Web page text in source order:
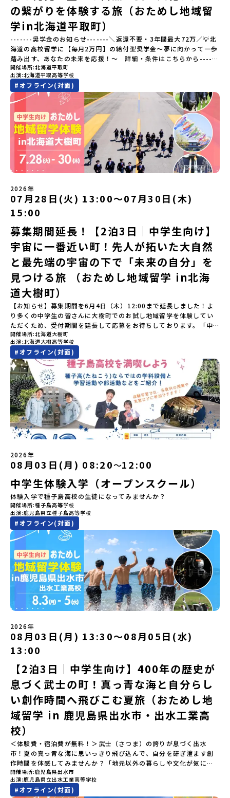
町を歩きながら学ぶフィールドワークをしたり、有田焼づくりに関
わる職人、町で暮らすプロデザイナー、地元の高校で学ぶ生徒など
と交流しながら「伝統的なものづくり」や「未来のデザイン」を一
緒に探求できます。ただ体験するだけじゃなくて、 “どうしてこの形
なんだろう？” “自分だったらどんなデザインにする？” そんなふう
に考える時間も、このプログラムの大切なポイントです。ここで出
会う人や体験が、自分の「好き」や「未来」につながるかもしれま
せん。この町でしかできない、ちょっと特別な体験を、ぜひ楽しん
でみませんか？体験のおすすめポイント体験プログラム内容（予
定）＜１日目＞（PM）「オリエンテーション・自己紹介ワーク」
「有田工業高校見学」 -陶芸技術をまなぶ！「セラミック科」のま
なび場を体験 -デザインセンスをまなぶ！「デザイン科」のまなび
場を体験「フィールドワーク」 -有田の歴史ある名所巡り -有田
の歴史的な町並みを体感する「有田焼絵付けアクティビティ」 -職
人さんからまなぶ！有田焼伝統の「絵付け」体験ワークショップ
（協力：clay studio）「みんなで楽しもう！BBQ」 -BBQづく
り -仲間や地元の高校生、町の大人たちと交流・対話＜２日目＞
（AM）「1日目の振り返り」「ワークショップ」 -ゲスト講師によ
（PM）「ランチ/お土産タイム」解散※天候の状況や参加人数によ
ってプログラムを変更する場合がございます。参加概要【開催場
所】佐賀県 有田町（ありたちょう）【実施日程】7月4日（土）〜7
月5日（日）※参加が確定した方には6月5日（金） 18:30～20:00に
「参加者向け事前オンライン研修」をご案内する予定です。必ず参
加をお願いします。【集合場所・時間】7月4日(土) 12：00 JR有田
駅※12：00までにJR有田駅に到着する便で手配ください。【解散場
所・時間】7月5日(日) 13：00頃 JR有田駅【対象】中学2年生、中
学3年生【宿泊先】ありこや（佐賀県西松浦郡有田町）※地域みらい
留学生が活用している宿泊施設（シェアハウス）です。※1室1名で
宿泊いただく予定です。 【旅行代金】無料※旅行代金に含まれる費
用のうち、以下の内容が無料となります：・宿泊費（1泊分）・プロ
グラム内のアクティビティ・体験費用・一部の食事代*以下の費用は
参加者のご負担となります・集合場所までの往復交通費・お土産代
や自由時間の個人飲食費などの個人的費用【募集人数】最大5名（お
申し込み多数の場合は抽選の上決定）【参加者決定】お申し込み多
数の場合は、締め切り後1週間を目途に当落結果をご連絡いたしま
す。【申し込み受付期間】5月7日(木)12：00 から 5月21日(木)
12：00まで疑問も不安もワクワクに変える！「おためし地域留学」
ステップアップ説明会プログラムの内容を詳しく知りたい方や、お
申し込みを迷われている方向けにZoomでのオンライン配信を行い
ます。知りたい情報のレベルに合わせて、以下の2つのステップをご
活用ください。【STEP 1】全体オンライン説明会〜まずは「おため
し地域留学」を知りたい方へ〜日本全国20以上の地域から選んで参
加できる「おためし地域留学」の全体像や魅力について、説明会を
開催しました。中学生一人での参加にあたり、保護者様が特に気に
なる「安全面」や「事務局のサポート体制」についても詳しく解説
しています。ぜひ、ご自宅からお気軽にご視聴ください。▶︎ [アーカ
イブ動画を視聴する]YouTube：
https://youtu.be/Yt8nd04aNgA?
si=e5erbspvwz5O8_uF【STEP 2】有田町プログラム説明会〜
「有田町」の内容を具体的に深掘りしたい方へ〜全体説明を聞いた
うえで、「有田町では具体的に何をするの？」「どんな町なの？」
という疑問にお答えする説明会です。有田町ならではの豊かな文化
や、2泊3日のプログラムの中身をたっぷりとお伝えします。日
時： 5月11日(月) 19：00〜19：40内 容： 有田町ってどんなとこ
ろ？、プログラム詳細解説、質疑応答お申し込み：https://c-
mirai.jp/events/068058お気軽にどうぞ！「はじめての一人旅だ
けど大丈夫？」「どんな体験ができるの？」そんな保護者様の不安
や、中学生のみなさんの素朴な疑問にスタッフが直接お答えしま
す。チャットでの質問も可能ですので、ぜひご自宅からリラックス
してご参加ください。▼お申し込み前に必ずご確認ください・参加
規約への同意プログラムへの参加申し込みいただく前に、「お申し
込みに関する各規約」への同意が必須となります。ご確認くださ
ら抽選の上、締め切り日から1週間を目途に、お申し込み時に記入い
ただいたメールアドレス宛に「当選／落選メール」をお送りいたし
ます。当選者は、メールに記載された「当選確認フォーム」に３日
以内に回答いただき、確認フォームの提出をもって参加確定とさせ
ていただきます。当選確認フォームの期日までにご回答いただけな
い場合は、当選を取り消しとさせていただきます。当選取り消しが
あった場合は、繰り上げ当選者へご連絡させていただきます。登録
メールアドレスの変更をご希望の場合は下記の地域みらい留学公式
LINEよりご連絡をお願いします。※受信制限設定をしていると、通
知メールをお受け取りいただけません。その場合は、
「@miratabi.jp」からのメールを受信できるよう設定をお願いいた
します。※結果に関する個別のお問合せにはお答えしておりません
ので、ご了承ください。・お申し込みについてお申込はお一人様1回
限りです。PC・スマートフォンからお申込ください。申込後の内容
変更はできません。お申込時は、メールアドレスの入力間違いにご
注意ください。・宿泊について１室に複数(同性2～4名程度)で宿泊
いただく予定です。・食事アレルギー対応について個別の詳細なア
レルギー対応希望にはお応えしかねる場合がございます。対応が必
の繋がりを体験する旅（おためし地域留
学in北海道平取町）
-------奨学金のお知らせ-------＼返還不要・3年間最大72万／💡北
海道の高校留学に【毎月2万円】の給付型奨学金～夢に向かって一歩
踏み出す、あなたの未来を応援！～ 詳細・条件はこちらから------
---------------------------＜体験費・宿泊費が無料＞累計3,000万
部以上販売された大人気マンガ「ゴールデンカムイ」の実写版映画
に登場する町！北海道の「アイヌ文化継承の地」で自然や食を体験
してみませんか？「地元以外の地域の暮らしが気になる。いつか留
学してみたい！」「アイヌ文化の歴史や、マンガに登場する世界を
自分の手で探求したい！」「自然が好きでもっと触れてあそびた
い！」そんな中学生のみなさんにおすすめ！「おためし地域留学体
験」は、日本全国約200の高校と連携し、地域の枠を超えて学校生活
を送る「地域みらい留学」をプチ体験できるプログラムです。はじ
めてのひとり旅でも安心！現地でもスタッフがしっかりとサポート
いたします。今回のフィールドは「北海道平取町（びらとりちょ
う）」北海道の南に位置する平取町（びらとりちょう）。壮大な自
然と「アイヌ文化」が継承されている町として広く知られていま
す。町名の「平取（びらとり）」は、アイヌ語「ピラ・ウトゥル」
（崖の間を意味）という言葉から名付けられました。見上げるほど
大きな山々が連なる「幌尻岳（ぽろしりだけ）」の景色は絶景！日
本一の広さを誇る「すずらん」が咲く花畑や、和牛がのんびりと過
ごす放牧地。日本一の清流に選ばれたこともある、ヤマメやニジマ
スが泳ぐ「沙流川（さるがわ）」。他の地域では見ることのできな
い圧倒的スケールの自然を味わうことができます。さらに、源義経
（みなもとのよしつね）とも縁が深いとされている地域で、義経を
祀った神社や公園などが存在し、アイヌ民族と日本の歴史を交差す
る瞬間を肌で体感できる町です。北の大地で育まれた「アイヌ文
化」とは？「アイヌ」の文化は北海道を中心とした北部周辺で、先
住民族である「アイヌ民族」によって大切に育まれてきた文化で
す。日本語とは異なる響きを持つ「アイヌ語」や、自然界のあらゆ
る物に「魂」が宿ると考える「精神文化」、祭りや家庭での行事な
どに踊られる「古式舞踊」、独特の文様による刺繍（ししゅう）、
木彫り等の工芸など、ユニークな文化が存在します。アイヌ文化で
は、人間のまわりに存在する生き物や自然のチカラ、暮らしの道具
のうち、人間にとって大切な役割を持っているものを「カムイ」と
呼んでいます。いつも自分たちを見守ってくれているもの、例え
ば、身近な動植物や、暮らしに欠かせない火、水、風、そして雄大
な山や川などもすべて「カムイ」です。この文化と精神性をテーマ
にした大人気マンガ「ゴールデンカムイ」は、累計3000万部以上販
売され、2026年3月に映画の続編も公開されるなど注目を集めてい
ます。今回は、平取町の中でもアイヌ文化に触れることのできる
「二風谷（にぶたに）コタン」へ出発！アイヌの家や暮らし、食な
どを体感することができます。ぜひ現地で味わってみてください
生との特別な交流この旅の大きな魅力は、地元の「平取高校」の先
輩たちと過ごす時間です。 ただ校舎を眺める見学ではありません。
高校生が自ら企画したアクティビティを通じて、年の近い先輩たち
と本音で交流することができます。魅力的な大人たちと対話をしな
がら町の歴史や「生き方」を学ぶことができ、大充実の2泊3日にな
ること間違いなし！そんなユニークな魅力がたっぷりつまった北海
道平取町へ、人生の可能性をひらく特別な旅に出発しませんか？体
験のおすすめポイント体験プログラム内容（予定）＜1日目＞
（PM）「オリエンテーション・自己紹介ワーク」「高校生企画①-
遊び編-」 -平取高校生と仲を深める「びらとりの歴史・文化を知
る！アイヌ文化フィールドワーク」 -アイヌ文化博物館でアイヌ文
化を理解する -アイヌ伝統文化を感じるアクティビティ「1日を振
り返るーみんなで体験シェア」＜2日目＞（AM）「平取高校見学・
寮見学」 -平取高校の特徴を知る学校体験 -在校生との対話「高
校生企画②-町の紹介編-」 -ビンゴをしながら町を知ろう！（PM）
「自然と農を感じる！農業アクティビティ」 -平取特産の「びらと
「みんなでBBQディナー」 -さらに仲間や地元の高校生、町の大人
たちと交流＜3日目＞（AM）「アイヌが愛した森を散策するフィー
ルドワーク」「3日間の振り返りワーク」 -みんなで振り返り対話
「ランチ/お土産タイム」（PM） 13：30頃プログラム終了-新千歳
空港には15：00頃に到着予定です。※天候の状況や参加人数によっ
てプログラムを変更する場合がございます。参加概要【開催場所】
北海道平取町（びらとりちょう）【実施日程】7月18日(土)～7月20
日(月祝)※参加が確定した方には6月3日(水) 18：30～20：00に
「参加者向け事前オンライン研修」をご案内する予定です。必ず参
加をお願いします。【集合場所・時間】7月18日(土) 12：00 新千歳
空港※12：00までに新千歳空港に到着する便で手配ください。【解
散場所・時間】7月20日(祝月) 15：00頃 新千歳空港※16：00以降
に新千歳空港を出発する便で手配ください。【対象】中学2年生、中
学3年生【宿泊先】ゲストハウス ヤント※ドミトリータイプの2段ベ
ッド（1室2～4名）で宿泊いただく予定です。【旅行代金】無料※旅
行代金に含まれる費用のうち、以下の内容が無料となります・宿泊
費（2泊分）・プログラム内のアクティビティ・体験費用・一部の食
事代※以下の費用は参加者のご負担となります・集合場所までの往
開催場所 北海道平取町
出演 北海道平取高等学校
#オフライン(対面)
2026年
07月28日(火) 13:00〜07月30日(木)
15:00
募集期間延長！【2泊3日｜中学生向け】
宇宙に一番近い町！先人が拓いた大自然
と最先端の宇宙の下で「未来の自分」を
見つける旅 （おためし地域留学 in北海
道大樹町）
【お知らせ】募集期間を6月4日（木）12:00まで延長しました！よ
り多くの中学生の皆さんに大樹町でのお試し地域留学を体験してい
ただくため、受付期間を延長して応募をお待ちしております。「申
し込みのタイミングを逃してしまった」という方も、この機会にぜ
ひ一歩踏み出してみませんか？※都合により締め切りを早める場合
がございます。お早目にご応募ください！-------------------------
-------------------＼返還不要・3年間最大72万／💡北海道の高校留
学に【毎月2万円】の給付型奨学金～夢に向かって一歩踏み出す、あ
なたの未来を応援！～ 詳細・条件はこちらから------------------
--------------------------ーーーーーーーーーーーーーーーーーー
ーーーーーーーーーーーーーー＜体験費・宿泊費が無料！＞民間ロ
ケットの打ち上げ成功で話題になった町！ 北海道の「宇宙版シリコ
ンバレー」を目指す大樹町で、最先端テクノロジーとどこまでも続
く大自然を肌で感じてみませんか？「地元以外の地域の暮らしが気
になる。いつか留学してみたい！」「自分の進学や将来の可能性を
もっとひらきたい！ 」「自然が好きでもっと触れてあそびたい！」
そんな中学生のみなさんにおすすめ！「おためし地域留学体験」
は、日本全国約200の高校と連携し、地域の枠を超えて学校生活を送
る「地域みらい留学」をプチ体験できるプログラムです。はじめて
のひとり旅でも安心！現地でもスタッフがしっかりとサポートいた
します。今回のフィールドは「北海道 大樹町（たいきちょう）」北
海道の東部、十勝の南部に位置する大樹町（たいきちょう）。西に
日高山脈（ひだかさんみゃく）が連なり、東は太平洋に面した自然
豊かな町です。酪農を主体とした農業や漁業、林業が盛んであると
同時に、「宇宙に一番近い町」として航空宇宙産業の誘致を進める
ユニークな顔を持っています 。見上げるほど大きな山々が連なる
「日高山脈（ひだかさんみゃく）」の絶景！牛たちがのんびりと過
ごす放牧地や、海が見える珍しい温泉。日本一の清流に選ばれたこ
ともある「歴舟川（れきふねがわ）」。 他の地域では見ることので
きない圧倒的スケールの自然と、新しい産業が交差する瞬間を肌で
体感できる町です。北の大地で脈々と受け継がれる 「フロンティア
スピリッツ」を体感！ 「フロンティアスピリッツ（開拓者精神）」
です。どんな困難な状況にも真っ向から立ち向かい、未知の領域へ
夢を追って挑戦し続ける姿勢や、手つかずの大自然の中で一攫千金
の夢を抱いて熱中した「砂金掘り」、自らの手で広大な大地を切り
拓いてきた農業や漁業の歴史など、夢を追う人々が集まる他の町に
はない風土が存在します。大樹町では、このフロンティアスピリッ
ツが現在、「北海道の小さな町から宇宙を目指す」という新たな夢
へと繋がっています。 「宇宙版シリコンバレー」の実現を目指し、
国内外の宇宙関連企業が集まる宇宙港「北海道スペースポート」の
整備が進められています。 この未来への挑戦の精神は、民間企業に
よる日本初のロケット打ち上げ成功という形で実を結び、世界有数
のロケット発射場の適地として全国・アジア各国からも大きな注目
を集めています 今回は、そんな大樹町の過去から未来へ繋がるフロ
ンティアスピリッツに触れるアクティビティへ出発！農業からロケ
ットまで本物の現場を体感し、他では味わえない体験を五感をフル
につかって楽しむことができます🎵大樹高校は、農業から宇宙まで
「町のぜんぶが教科書」！大樹高校の学びは、ただ教室の机に座っ
ているだけではありません！農業や漁業から、最先端の宇宙科学ま
で「町のぜんぶが教科書」 です。先輩たちは「地域探究」の授業
開催場所 北海道大樹町
出演 北海道大樹高等学校
#オフライン(対面)
2026年
08月03日(月) 08:20〜12:00
中学生体験入学（オープンスクール）
体験入学で種子島高校の生徒になってみませんか？
開催場所 種子島高等学校
出演 鹿児島県立種子島高等学校
#オフライン(対面)
2026年
08月03日(月) 13:30〜08月05日(水)
13:00
【2泊3日｜中学生向け】400年の歴史が
息づく武士の町！真っ青な海と自分らし
い創作時間へ飛びこむ夏旅（おためし地
域留学 in 鹿児島県出水市・出水工業高
校）
＜体験費・宿泊費が無料！＞武士（さつま）の誇りが息づく出水
市！夏の真っ青な海に思いっきり飛び込んで、自分を研ぎ澄ます創
作時間を体感してみませんか？「地元以外の暮らしや文化が気にな
る。いつか留学してみたい！」「自分の進学や将来の可能性をもっ
とひらきたい！」「ものづくりや工業高校に興味がある！」そんな
中学生のみなさんにおすすめ！「おためし地域留学」は、日本全国
開催場所 鹿児島県出水市
出演 鹿児島県立出水工業高等学校
#オフライン(対面)